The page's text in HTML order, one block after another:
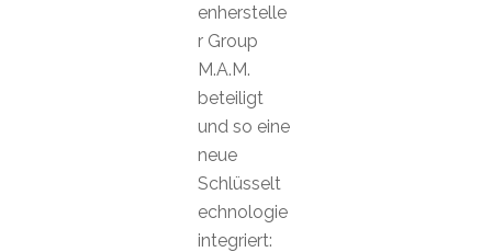
enherstelle
r Group
M.A.M.
beteiligt
und so eine
neue
Schlüsselt
echnologie
integriert: